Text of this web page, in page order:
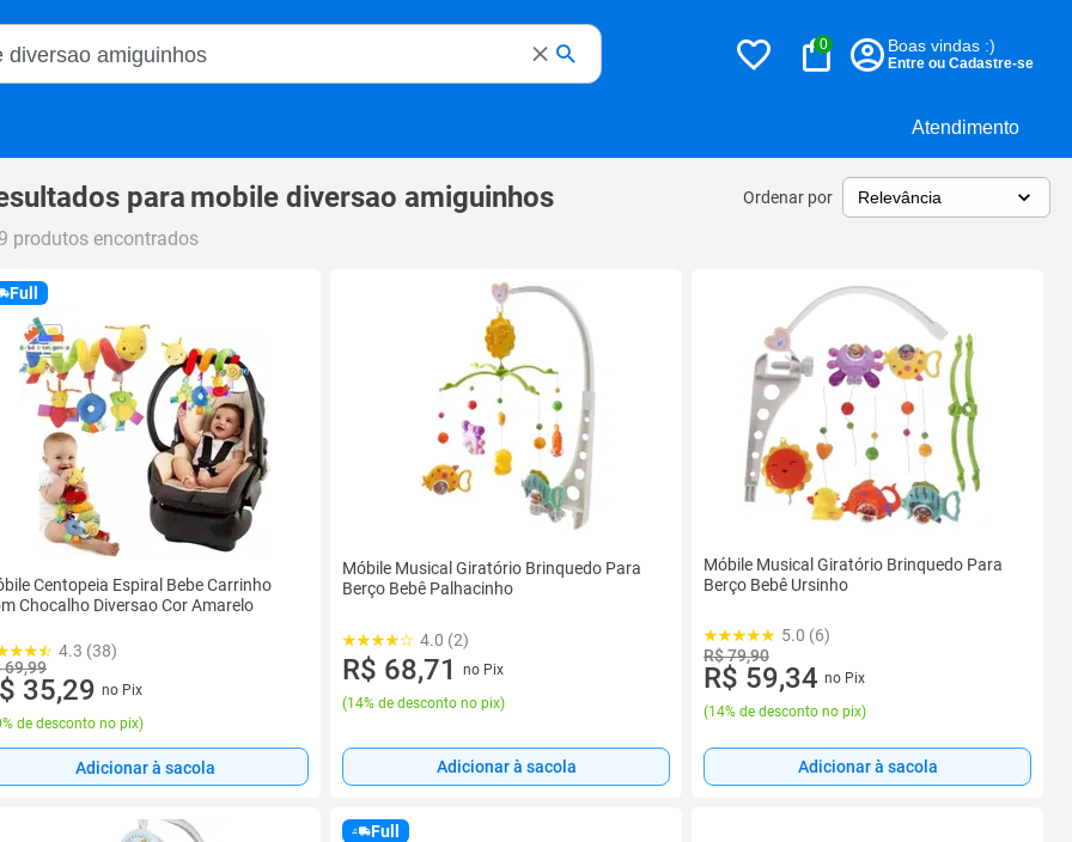
Atendimento
Magalu
0 Boas vindas :)
Entre ou Cadastre-se
para mobile diversao amiguinhos Ordenar por
produtos encontrados
Full
Centopeia Espiral Bebe Carrinho
Chocalho Diversao Cor Amarelo
4.3 (38)
69,99
35,29 no Pix
de desconto no pix)
Adicionar à sacola
Móbile Musical Giratório Brinquedo Para
Berço Bebê Palhacinho
4.0 (2)
R$ 68,71
no Pix
(14% de desconto no pix)
Adicionar à sacola
Móbile Musical Giratório Brinquedo Para
Berço Bebê Ursinho
5.0 (6)
R$ 79,90
R$ 59,34 no Pix
(14% de desconto no pix)
Adicionar à sacola
Full